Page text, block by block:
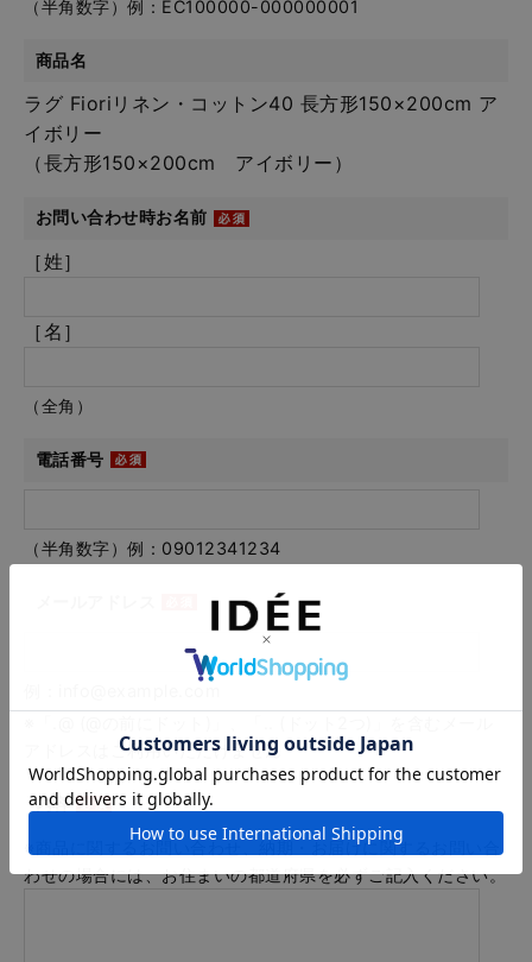
（半角数字）例：EC100000-000000001
商品名
ラグ Fioriリネン・コットン40 長方形150×200cm ア
イボリー
（長方形150×200cm アイボリー）
お問い合わせ時お名前
［姓］
［名］
（全角）
電話番号
（半角数字）例：09012341234
アドレスはご利用いただけません
内容
※商品に関するお問い合わせ、納期・お届けに関するお問い合
わせの場合には、お住まいの都道府県を必ずご記入ください。